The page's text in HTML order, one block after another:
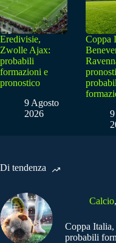
Eredivisie,
Zwolle Ajax:
probabili
formazioni e
pronostico
9 Agosto
2026
Coppa
Di tendenza
Calcio,
Coppa
probabili